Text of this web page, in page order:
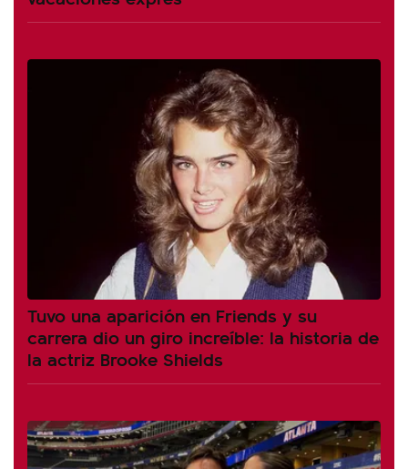
Tuvo una aparición en Friends y su
carrera dio un giro increíble: la historia de
la actriz Brooke Shields